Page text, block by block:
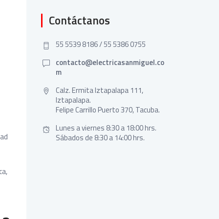
Contáctanos
55 5539 8186 / 55 5386 0755
contacto@electricasanmiguel.co
m
Calz. Ermita Iztapalapa 111,
Iztapalapa.
Felipe Carrillo Puerto 370, Tacuba.
Lunes a viernes 8:30 a 18:00 hrs.
Sábados de 8:30 a 14:00 hrs.